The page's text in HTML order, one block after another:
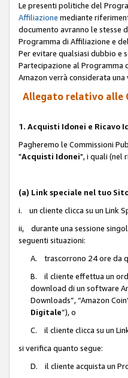
Le presenti politiche del
Affiliazione mediante
documento avranno le stesse
Programma di Affiliazione e
Per evitare qualsiasi dubbio e
Partecipazione al Programma
Amazon verrà considerata
Allegato relativo alle
1. Acquisti Idonei e Ricavo
Pagheremo le Commissioni
"Acquisti Idonei", i quali (nel
(a) Link speciale nel tuo
i. un cliente clicca su un Link
ii, durante una sessione
seguenti situazioni:
A. trascorrono 24 ore da
B. il cliente effettua un
download di un software
Downloads”, “Amazon
Digitale”), o
C. il cliente clicca su un
si verifica quanto segue:
D. il cliente acquista un